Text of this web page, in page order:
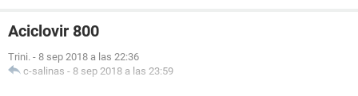
Aciclovir 800
Trini. - 8 sep 2018 a las 22:36
c-salinas - 8 sep 2018 a las 23:59